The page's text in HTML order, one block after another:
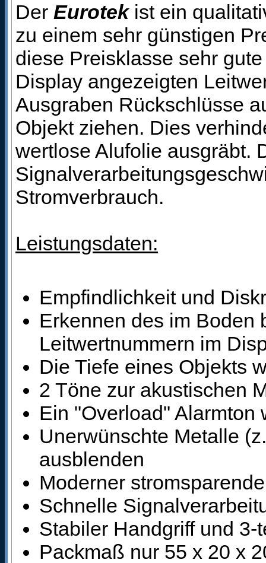
Der Eurotekist ein
zu einem sehr günstigen
diese Preisklasse sehr
Display angezeigten
Ausgraben Rückschlüsse
Objekt ziehen. Dies
wertlose Alufolie ausgräbt.
Stromverbrauch.
Leistungsdaten:
Empfindlichkeit und
Erkennen des im Boden
Leitwertnummern im
Die Tiefe eines Objekts
2 Töne zur akustischen
Ein "Overload"
Unerwünschte Metalle
ausblenden
Moderner
Schnelle
Stabiler Handgriff und
Packmaß nur 55 x 20 x